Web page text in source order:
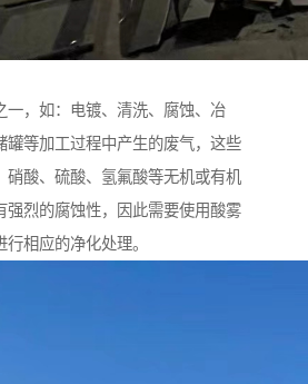
一，如：电镀、清洗、腐蚀、冶
罐等加工过程中产生的废气，这些
硝酸、硫酸、氢氟酸等无机或有机
强烈的腐蚀性，因此需要使用酸雾
相应的净化处理。